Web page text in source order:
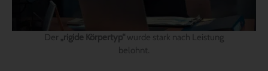
Der „rigide Körpertyp“ wurde stark nach Leistung
belohnt.